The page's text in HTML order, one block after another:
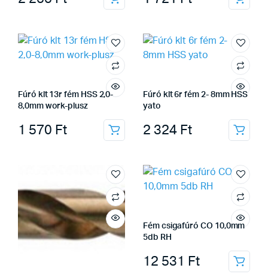
Fúró klt 13r fém HSS 2,0-
8,0mm work-plusz
1 570 Ft
Fúró klt 6r fém 2- 8mm HSS
yato
2 324 Ft
Fém csigafúró CO 10,0mm
5db RH
12 531 Ft